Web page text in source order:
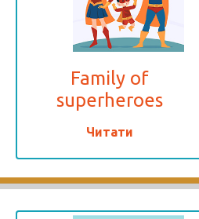
Family of
superheroes
Читати